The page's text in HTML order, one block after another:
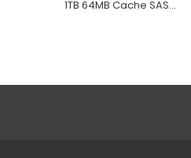
1TB 64MB Cache SAS...